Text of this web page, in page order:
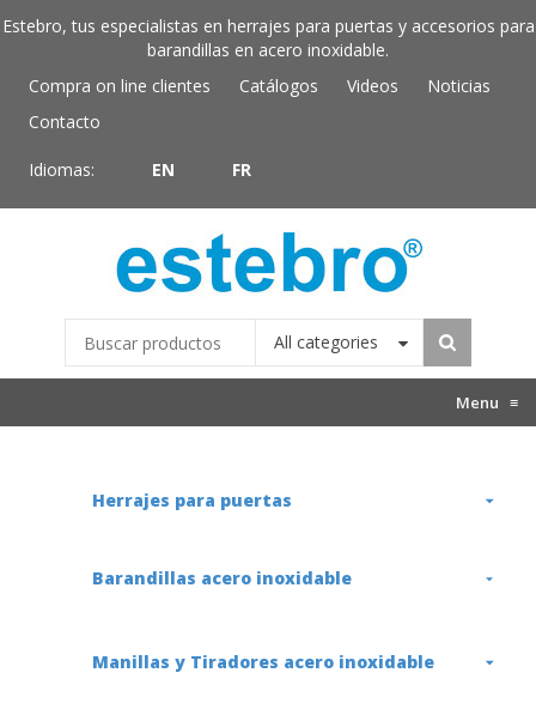
Estebro, tus especialistas en herrajes para puertas y accesorios para
barandillas en acero inoxidable.
Compra on line clientes
Catálogos Videos
Noticias
Contacto
Idiomas: EN FR
All categories
Menu ≡
Herrajes para puertas
Barandillas acero inoxidable
Manillas y Tiradores acero inoxidable